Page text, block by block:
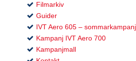
Filmarkiv
Guider
IVT Aero 605 –
Kampanj IVT Aero 700
Kampanjmall